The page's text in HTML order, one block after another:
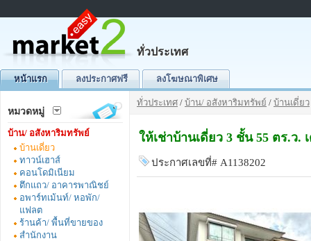
ทั่วประเทศ
หน้าแรก ลงประกาศฟรี ลงโฆษณาพิเศษ
หมวดหมู่
บ้าน/ อสังหาริมทรัพย์
บ้านเดี่ยว
ทาวน์เฮาส์
คอนโดมิเนียม
ตึกแถว/ อาคารพาณิชย์
อพาร์ทเม้นท์/ หอพัก/
แฟลต
ร้านค้า/ พื้นที่ขายของ
สำนักงาน
ทั่วประเทศ / บ้าน/ อสังหาริมทรัพย์ / บ้านเดี่ยว
ให้เช่าบ้านเดี่ยว 3 ชั้น 55 ตร.ว
ประกาศเลขที่# A1138202